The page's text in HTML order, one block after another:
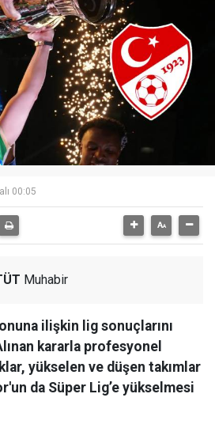
00:05
Muhabir
ilişkin lig sonuçlarını
kararla profesyonel
yükselen ve düşen takımlar
da Süper Lig’e yükselmesi